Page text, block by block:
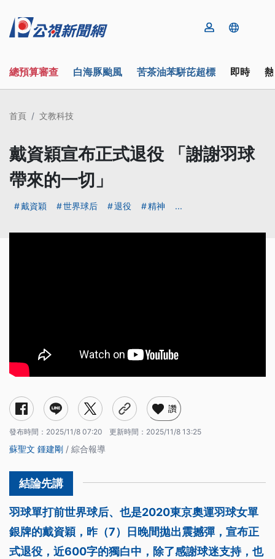
總預算審查 白海豚颱風 苦茶油苯駢芘超標 即時
首頁 文教科技
戴資穎宣布正式退役 「謝謝羽球
帶來的一切」
戴資穎 世界球后 退役 精神 ...
讚
發布時間： 2025/11/8 07:20 更新時間： 2025/11/8 13:25
蘇聖文 鍾建剛 / 綜合報導
羽球單打前世界球后、也是2020東京奧運羽球女單
銀牌的戴資穎，昨（7）日晚間拋出震撼彈，宣布正
式退役，近600字的獨白中，除了感謝球迷支持，也